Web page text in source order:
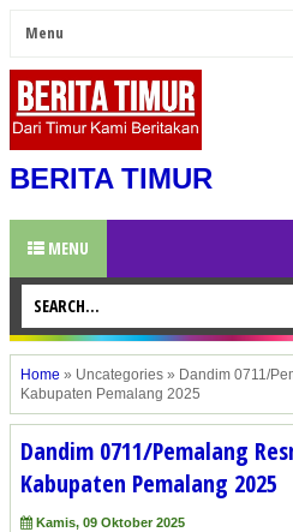
BERITA TIMUR
MENU
Home » Uncategories » Dandim 0711/
Kabupaten Pemalang 2025
Dandim 0711/Pemalang
Kabupaten Pemalang 2025
Kamis, 09 Oktober 2025